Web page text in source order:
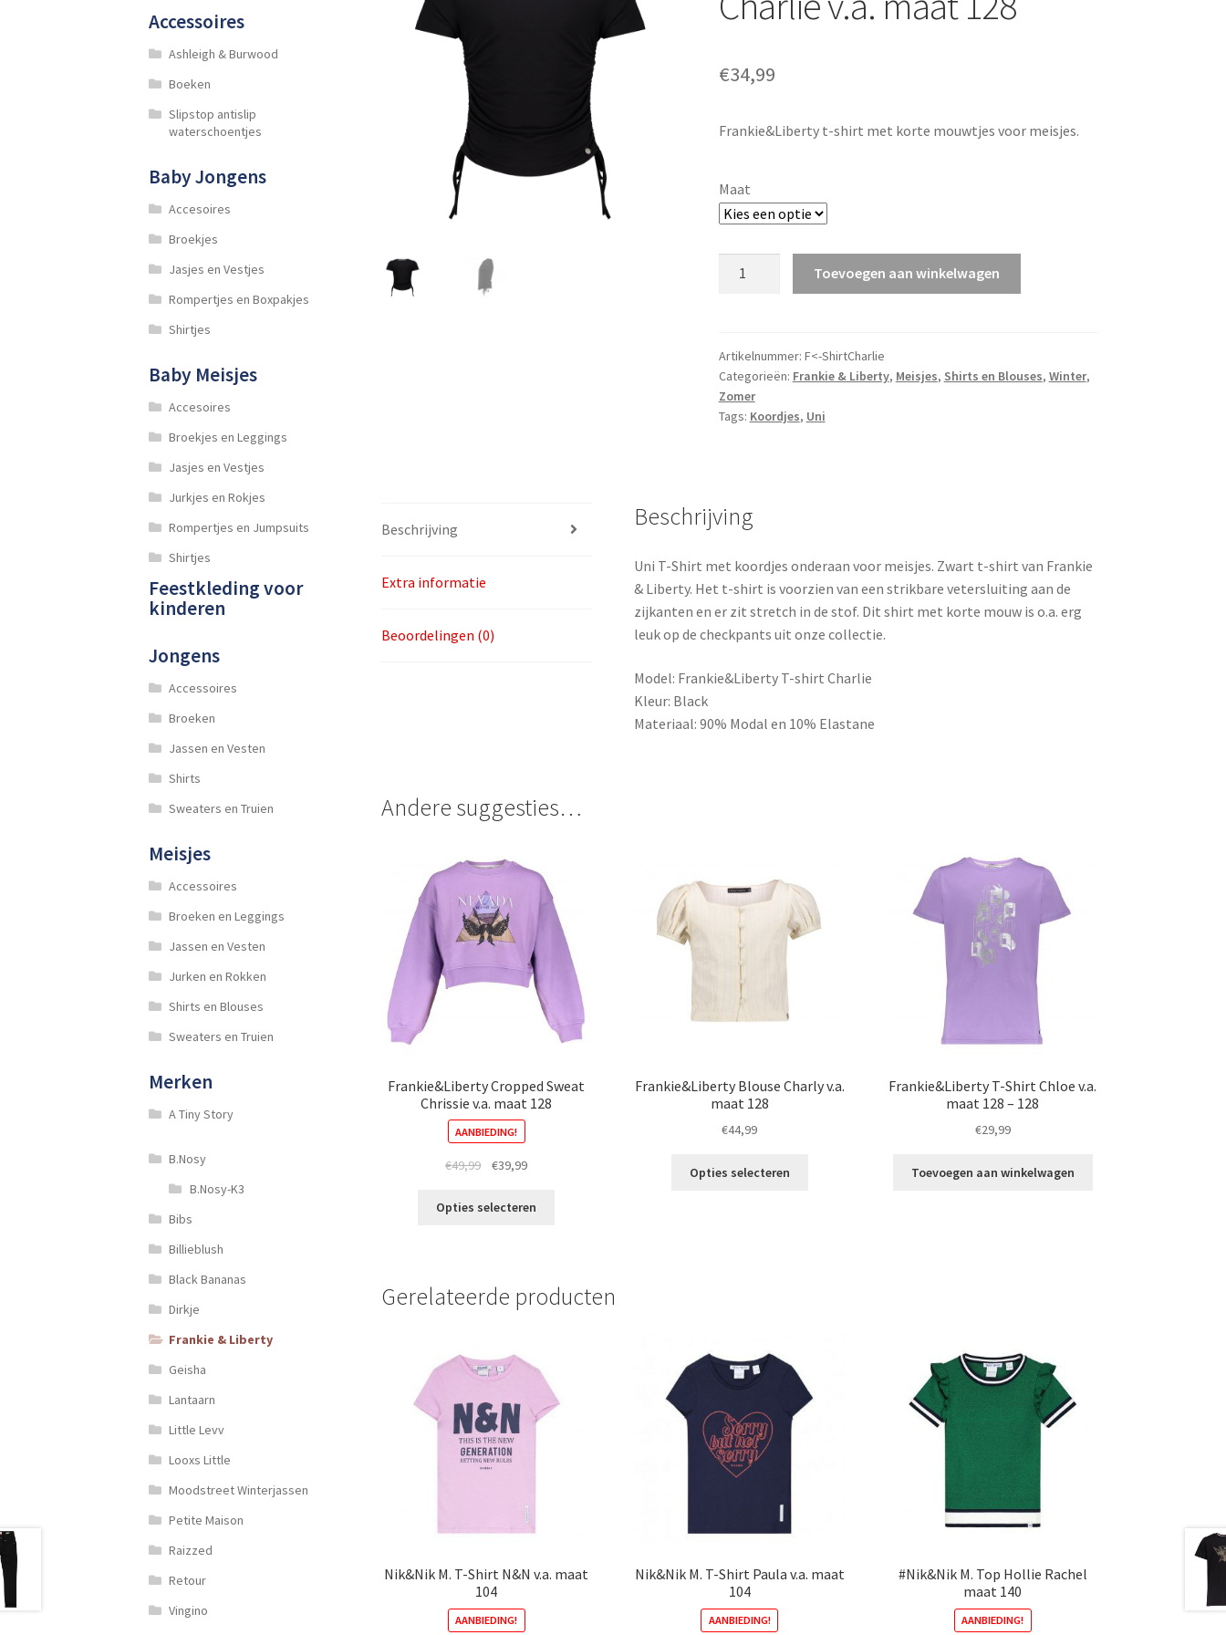
€34,99
Frankie&Liberty t-shirt met korte mouwtjes voor meisjes.
Maat
v.a.
maat
128
aantal
Toevoegen aan winkelwagen
Artikelnummer: F<-ShirtCharlie
Categorieën: Frankie & Liberty, Meisjes, Shirts en Blouses, Winter,
Zomer
Tags: Koordjes, Uni
Beschrijving
Extra informatie
Beoordelingen (0)
Beschrijving
Uni T-Shirt met koordjes onderaan voor meisjes. Zwart t-shirt van Frankie
& Liberty. Het t-shirt is voorzien van een strikbare vetersluiting aan de
zijkanten en er zit stretch in de stof. Dit shirt met korte mouw is o.a. erg
leuk op de checkpants uit onze collectie.
Model: Frankie&Liberty T-shirt Charlie
Kleur: Black
Materiaal: 90% Modal en 10% Elastane
Andere suggesties…
Frankie&Liberty Cropped Sweat
Chrissie v.a. maat 128
AANBIEDING!
€49,99
Oorspronkelijke
was:
€39,99Huidige
is:
Opties selecteren
Deze
op
Frankie&Liberty Blouse Charly v.a.
maat 128
€44,99
Opties selecteren
de
productpagina
Frankie&Liberty T-Shirt Chloe v.a.
maat 128 – 128
€29,99
Toevoegen aan winkelwagen
Gerelateerde producten
Nik&Nik M. T-Shirt N&N v.a. maat
104
AANBIEDING!
Nik&Nik M. T-Shirt Paula v.a. maat
104
AANBIEDING!
#Nik&Nik M. Top Hollie Rachel
maat 140
AANBIEDING!
Accessoires
Ashleigh & Burwood
Boeken
Slipstop antislip
waterschoentjes
Baby Jongens
Accesoires
Broekjes
Jasjes en Vestjes
Rompertjes en Boxpakjes
Shirtjes
Baby Meisjes
Accesoires
Broekjes en Leggings
Jasjes en Vestjes
Jurkjes en Rokjes
Rompertjes en Jumpsuits
Shirtjes
Feestkleding voor
kinderen
Jongens
Accessoires
Broeken
Jassen en Vesten
Shirts
Sweaters en Truien
Meisjes
Accessoires
Broeken en Leggings
Jassen en Vesten
Jurken en Rokken
Shirts en Blouses
Sweaters en Truien
Merken
A Tiny Story
B.Nosy
B.Nosy-K3
Bibs
Billieblush
Black Bananas
Dirkje
Frankie & Liberty
Geisha
Lantaarn
Little Levv
Looxs Little
Moodstreet Winterjassen
Petite Maison
Raizzed
Retour
Vingino